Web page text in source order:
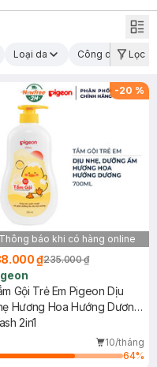
Loại da Công dụng chính
Lọc
-20 %
Thông báo khi có hàng online
₫235.000 ₫
Gội Trẻ Em Pigeon Dịu
Hương Hoa Hướng Dương
2in1
10/tháng
64%